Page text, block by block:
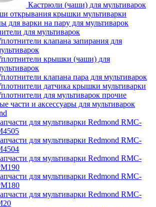
Кастрюли (чаши) для мультиварок
открывания крышки мультиварки
для варки на пару для мультиварок
для мультиварок
клапана запирания для
крышки (чаши) для
клапана пара для мультиварок
датчика крышки мультиварки
для мультиварок прочие
части и аксессуары для мультиварок
для мультиварки Redmond RMC-
для мультиварки Redmond RMC-
для мультиварки Redmond RMC-
для мультиварки Redmond RMC-
для мультиварки Redmond RMC-